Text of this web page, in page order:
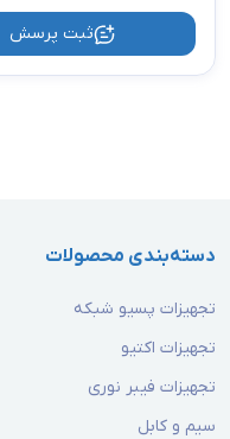
ثبت پرسش
دسته‌بندی محصولات
تجهیزات پسیو شبکه
تجهیزات اکتیو
تجهیزات فیبر نوری
سیم و کابل